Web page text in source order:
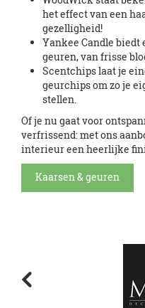
het effect van een
gezelligheid!
Yankee Candle
geuren, van frisse
Scentchips laat je
geurchips om zo je
stellen.
Of je nu gaat voor
verfrissend: met ons
interieur een heerlijke
Kaarsen & geuren